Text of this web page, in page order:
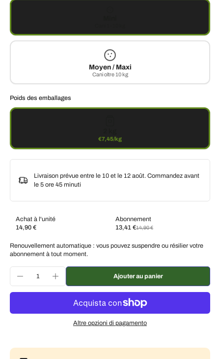
Moyen / Maxi
Cani oltre 10 kg
Poids des emballages
€7,45/kg
Livraison prévue entre le 10 et le 12 août. Commandez avant
le 5 ore 45 minuti
Achat à l'unité
14,90 €
Abonnement
13,41 €14,90 €
Abonnez-vous et économisez
Livraison toutes les deux semaines, 10 % de
Livraison toutes les 3 semaines, 7 % de réduction
Livraison tous les mois, 5 % de réduction
€14,16 EUR
Renouvellement automatique : vous pouvez suspendre ou résilier votre
abonnement à tout moment.
Ajouter au panier
Altre opzioni di pagamento